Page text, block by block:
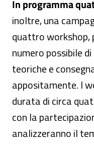
In programma
inoltre, una
quattro workshop,
numero possibile
teoriche e
appositamente. I
durata di circa
con la
analizzeranno il